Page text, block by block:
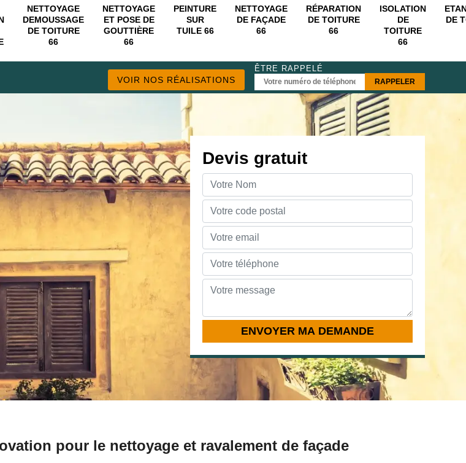
NETTOYAGE
DEMOUSSAGE
DE TOITURE
66
NETTOYAGE
ET POSE DE
GOUTTIÈRE
66
PEINTURE
SUR
TUILE 66
NETTOYAGE
DE FAÇADE
66
RÉPARATION
DE TOITURE
66
ISOLATION
DE
TOITURE
66
DE
VOIR NOS RÉALISATIONS
ÊTRE RAPPELÉ
Devis gratuit
pour le nettoyage et ravalement de façade